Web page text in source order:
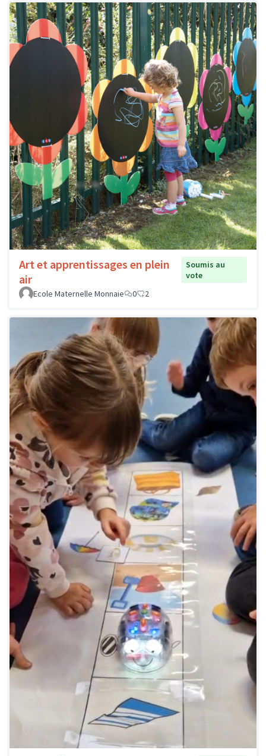
Art et apprentissages en plein
air
Soumis au
vote
Ecole Maternelle Monnaie
0 2